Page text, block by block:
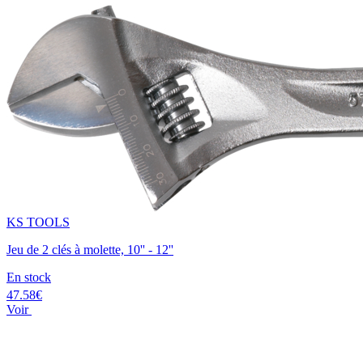
KS TOOLS
Jeu de 2 clés à molette, 10'' - 12''
En stock
47.58€
Voir